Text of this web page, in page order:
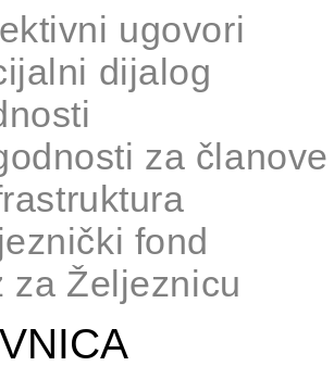
ugovori
dijalog
za članove
fond
za Željeznicu